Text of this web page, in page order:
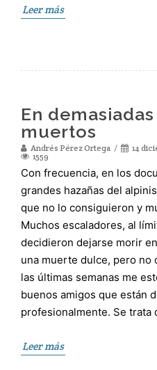
Leer más
En
muertos
Andrés Pérez Ortega 14
1559
Con frecuencia, en los
grandes hazañas del
que no lo consiguieron y
Muchos escaladores, al
decidieron dejarse morir
una muerte dulce, pero no
las últimas semanas me
buenos amigos que están
profesionalmente. Se trata
Leer más